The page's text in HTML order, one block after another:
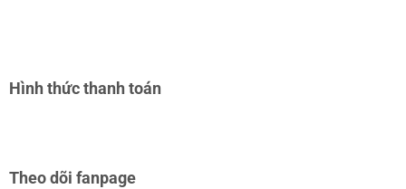
Hình thức thanh toán
Theo dõi fanpage